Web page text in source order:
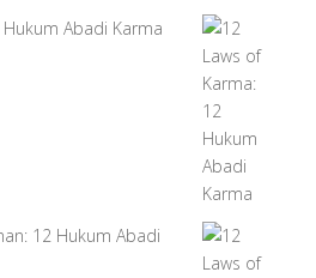
Abadi Karma
12 Hukum Abadi